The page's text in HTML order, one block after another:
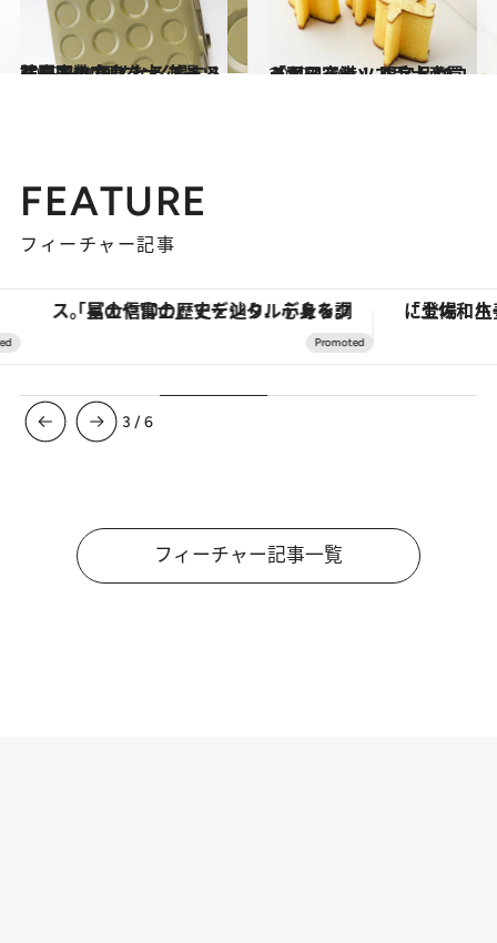
2019.6.30
訪問国数70以上！ 旅する写真家の 気になるスーツケースの中身を大公開
旅＆お出かけ 2019.4.26
「羽田空港」で手土産買うならこれ！ 限定品やコラボスイーツ ベスト10
グルメ
FEATURE
フィーチャー記事
「星のや富士」でデジタルデトックス。冨士信仰の歴史を辿り、心身を調える。
3 /6
フィーチャー記事一覧